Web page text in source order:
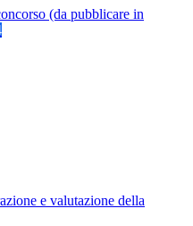
(da pubblicare in
e valutazione della